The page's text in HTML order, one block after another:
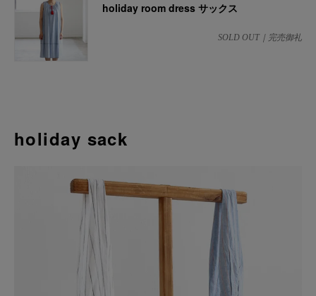
holiday room dress サックス
SOLD OUT｜完売御礼
holiday sack